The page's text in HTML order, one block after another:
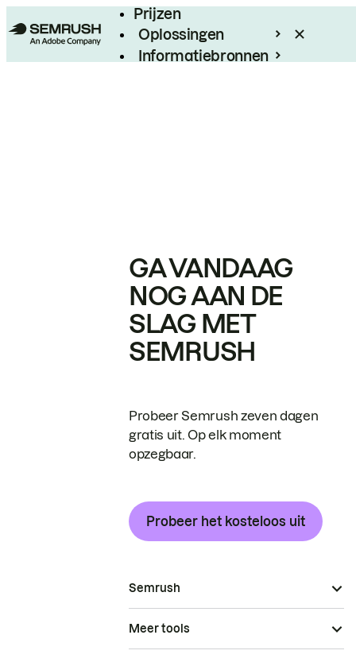
Prijzen
Oplossingen
Informatiebronnen
GA VANDAAG
NOG AAN DE
SLAG MET
SEMRUSH
Probeer Semrush zeven dagen
gratis uit. Op elk moment
opzegbaar.
Probeer het kosteloos uit
Semrush
Meer tools